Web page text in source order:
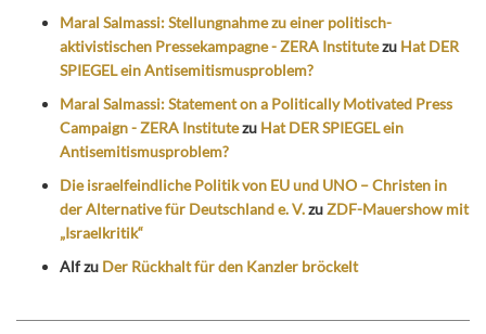
Maral Salmassi: Stellungnahme zu einer politisch-
aktivistischen Pressekampagne - ZERA Institutezu Hat DER
SPIEGEL ein Antisemitismusproblem?
Maral Salmassi: Statement on a Politically Motivated Press
Campaign - ZERA Institutezu Hat DER SPIEGEL ein
Antisemitismusproblem?
Die israelfeindliche Politik von EU und UNO – Christen in
der Alternative für Deutschland e. V.zuZDF-Mauershow mit
„Israelkritik“
Alfzu Der Rückhalt für den Kanzler bröckelt